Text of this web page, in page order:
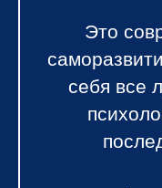
Это
себя все